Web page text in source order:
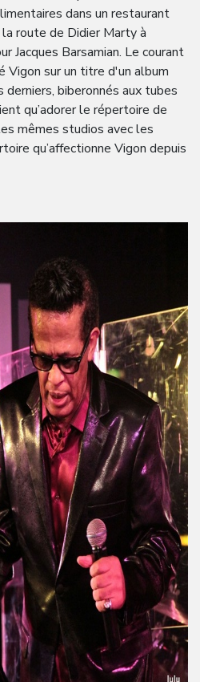
dans un restaurant
route de Didier Marty à
Jacques Barsamian. Le courant
sur un titre d'un album
derniers, biberonnés aux tubes
qu’adorer le répertoire de
mêmes studios avec les
qu’affectionne Vigon depuis